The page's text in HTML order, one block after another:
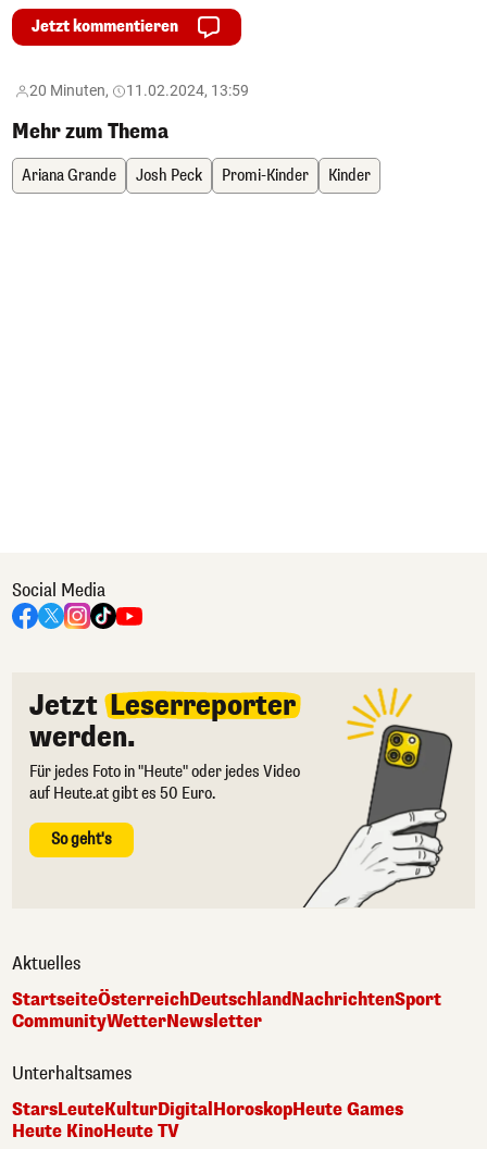
Jetzt kommentieren
20 Minuten, 11.02.2024, 13:59
Mehr zum Thema
Ariana Grande Josh Peck Promi-Kinder Kinder
Social Media
Jetzt Leserreporter
werden.
Für jedes Foto in "Heute" oder jedes Video
auf Heute.at gibt es 50 Euro.
So geht's
Aktuelles
StartseiteÖsterreichDeutschlandNachrichtenSport
CommunityWetterNewsletter
Unterhaltsames
StarsLeuteKulturDigitalHoroskopHeute Games
Heute KinoHeute TV